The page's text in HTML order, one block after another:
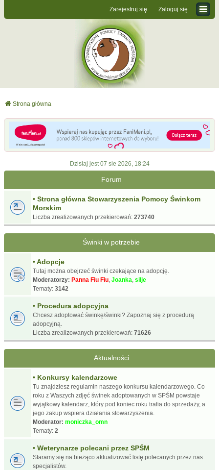
Zaloguj się
Zarejestruj się
Strona główna
Dzisiaj jest 07 sie 2026, 18:24
Forum
• Strona główna Stowarzyszenia Pomocy Świnkom
Morskim
Liczba zrealizowanych przekierowań: 273740
Świnki w potrzebie
• Adopcje
Tutaj można obejrzeć świnki czekające na adopcję.
Moderatorzy: Panna Fiu Fiu, Joanka, silje
Tematy: 3142
• Procedura adopcyjna
Chcesz adoptować świnkę/świnki? Zapoznaj się z procedurą
adopcyjną.
Liczba zrealizowanych przekierowań: 71626
Aktualności
• Konkursy kalendarzowe
Tu znajdziesz regulamin naszego konkursu kalendarzowego. Co
roku z Waszych zdjęć świnek adoptowanych w SPŚM powstaje
wyjątkowy kalendarz, który pod koniec roku trafia do sprzedaży, a
jego zakup wspiera działania stowarzyszenia.
Moderator: moniczka_omn
Tematy: 2
• Weterynarze polecani przez SPŚM
Staramy się na bieżąco aktualizować listę polecanych przez nas
specjalistów.